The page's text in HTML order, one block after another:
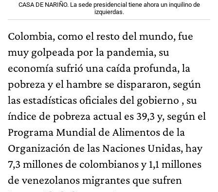
CASA DE NARIÑO. La sede presidencial tiene ahora un inquilino de
izquierdas.
Colombia, como el resto del mundo, fue
muy golpeada por la pandemia, su
economía sufrió una caída profunda, la
pobreza y el hambre se dispararon, según
las estadísticas oficiales del gobierno , su
índice de pobreza actual es 39,3 y, según el
Programa Mundial de Alimentos de la
Organización de las Naciones Unidas, hay
7,3 millones de colombianos y 1,1 millones
de venezolanos migrantes que sufren